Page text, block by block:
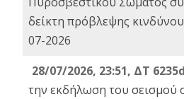
δείκτη πρόβλεψης
07-2026
28/07/2026, 23:51, ΔΤ
την εκδήλωση του σεισμού